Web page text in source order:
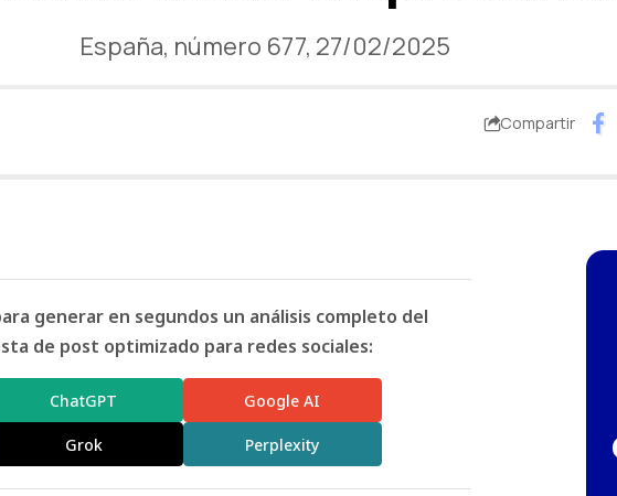
España, número 677, 27/02/2025
Compartir
generar en segundos un análisis completo del
de post optimizado para redes sociales:
ChatGPT Google AI
Grok Perplexity